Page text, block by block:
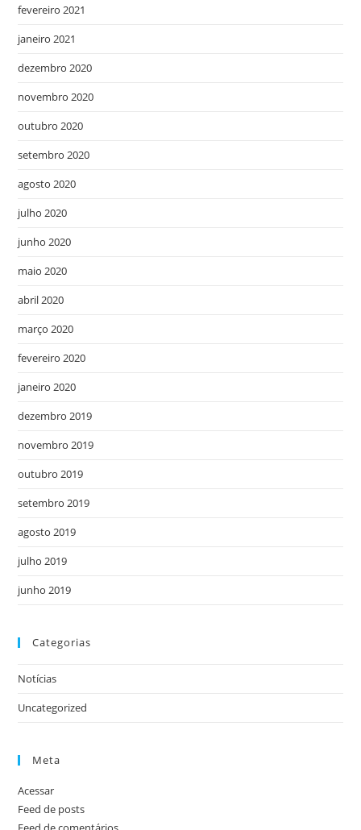
fevereiro 2021
janeiro 2021
dezembro 2020
novembro 2020
outubro 2020
setembro 2020
agosto 2020
julho 2020
junho 2020
maio 2020
abril 2020
março 2020
fevereiro 2020
janeiro 2020
dezembro 2019
novembro 2019
outubro 2019
setembro 2019
agosto 2019
julho 2019
junho 2019
Categorias
Notícias
Uncategorized
Meta
Acessar
Feed de posts